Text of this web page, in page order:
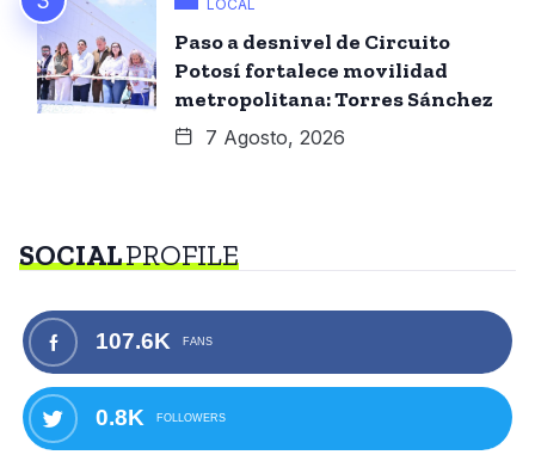
LOCAL
Paso a desnivel de Circuito
Potosí fortalece movilidad
metropolitana: Torres Sánchez
7 Agosto, 2026
SOCIALPROFILE
107.6K FANS
0.8K FOLLOWERS